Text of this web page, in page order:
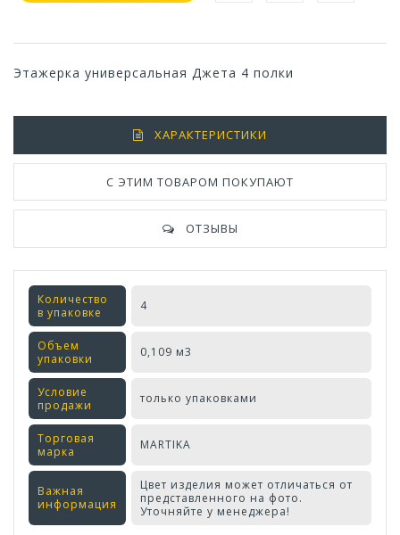
Этажерка универсальная Джета 4 полки
ХАРАКТЕРИСТИКИ
С ЭТИМ ТОВАРОМ ПОКУПАЮТ
ОТЗЫВЫ
Количество
в упаковке
4
Объем
упаковки
0,109 м3
Условие
продажи
только упаковками
Торговая
марка
MARTIKA
Важная
информация
Цвет изделия может отличаться от
представленного на фото.
Уточняйте у менеджера!